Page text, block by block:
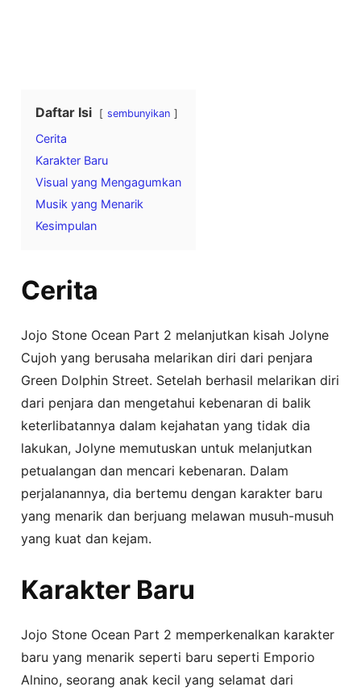
Daftar Isi sembunyikan
Cerita
Karakter Baru
Visual yang Mengagumkan
Musik yang Menarik
Kesimpulan
Cerita
Jojo Stone Ocean Part 2 melanjutkan kisah Jolyne
Cujoh yang berusaha melarikan diri dari penjara
Green Dolphin Street. Setelah berhasil melarikan diri
dari penjara dan mengetahui kebenaran di balik
keterlibatannya dalam kejahatan yang tidak dia
lakukan, Jolyne memutuskan untuk melanjutkan
petualangan dan mencari kebenaran. Dalam
perjalanannya, dia bertemu dengan karakter baru
yang menarik dan berjuang melawan musuh-musuh
yang kuat dan kejam.
Karakter Baru
Jojo Stone Ocean Part 2 memperkenalkan karakter
baru yang menarik seperti baru seperti Emporio
Alnino, seorang anak kecil yang selamat dari